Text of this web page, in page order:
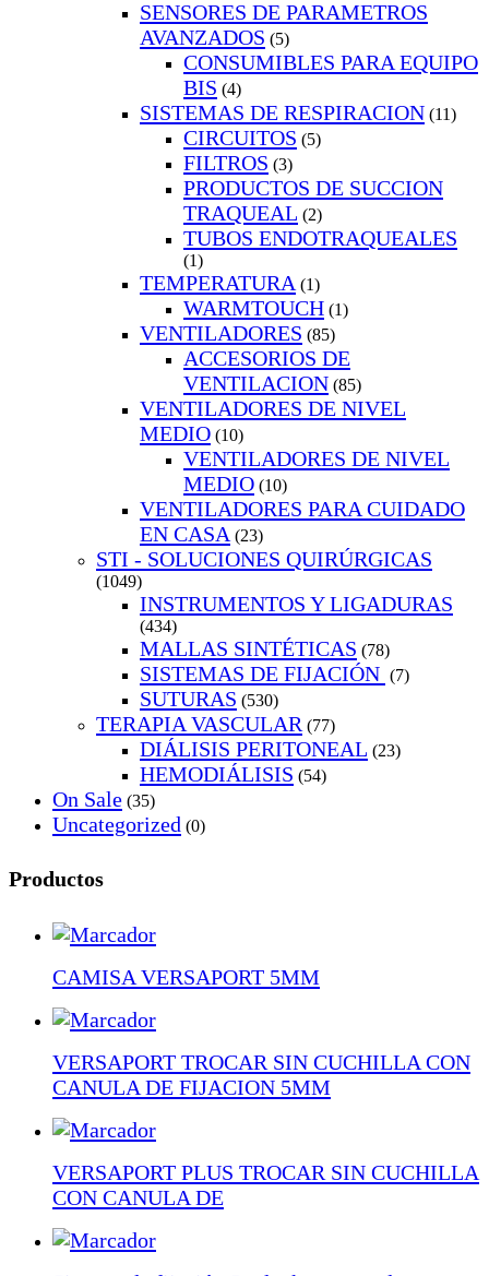
SENSORES DE PARAMETROS
AVANZADOS (5)
CONSUMIBLES PARA EQUIPO
BIS (4)
SISTEMAS DE RESPIRACION (11)
CIRCUITOS (5)
FILTROS (3)
PRODUCTOS DE SUCCION
TRAQUEAL (2)
TUBOS ENDOTRAQUEALES
(1)
TEMPERATURA (1)
WARMTOUCH (1)
VENTILADORES (85)
ACCESORIOS DE
VENTILACION (85)
VENTILADORES DE NIVEL
MEDIO (10)
VENTILADORES DE NIVEL
MEDIO (10)
VENTILADORES PARA CUIDADO
EN CASA (23)
STI - SOLUCIONES QUIRÚRGICAS
(1049)
INSTRUMENTOS Y LIGADURAS
(434)
MALLAS SINTÉTICAS (78)
SISTEMAS DE FIJACIÓN (7)
SUTURAS (530)
TERAPIA VASCULAR (77)
DIÁLISIS PERITONEAL (23)
HEMODIÁLISIS (54)
On Sale (35)
Uncategorized (0)
Productos
CAMISA VERSAPORT 5MM
VERSAPORT TROCAR SIN CUCHILLA CON
CANULA DE FIJACION 5MM
VERSAPORT PLUS TROCAR SIN CUCHILLA
CON CANULA DE